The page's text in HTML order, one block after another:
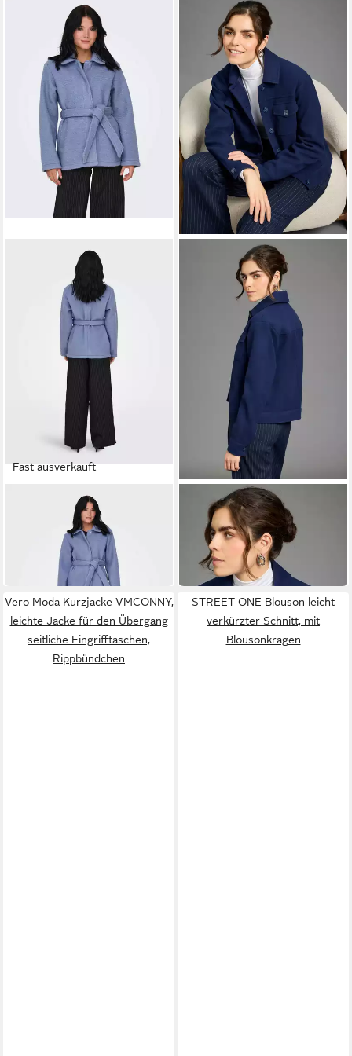
Fast ausverkauft
Funktionsjacke ONLSANNE
ab 29,95 € 59,90 €
LAURA SCOTT
Kurzjacke in Wolloptik,
Übergangsjacke
ab 39,30 € UVP79,90 €
-51%
Vero Moda Kurzjacke VMCONNY,
leichte Jacke für den Übergang
seitliche Eingrifftaschen,
Rippbündchen
STREET ONE Blouson leicht
verkürzter Schnitt, mit
Blousonkragen